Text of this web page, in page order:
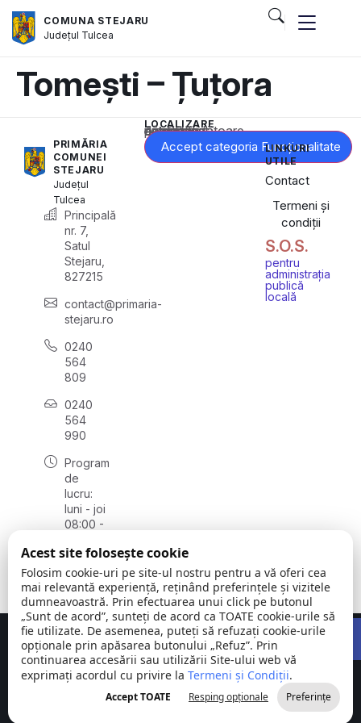
COMUNA STEJARU
Județul Tulcea
Tomești – Țuțora
PRIMĂRIA
COMUNEI
STEJARU
Județul
Tulcea
Principală
nr. 7,
Satul
Stejaru,
827215
contact@primaria-
stejaru.ro
0240
564
809
0240
564
990
Program
de
lucru:
luni - joi
08:00 -
vineri
08:00 -
14:00
LOCALIZARE
Acest conținut este blocat până când acceptați categoria corespunzătoare de cookie-uri.
Accept categoria Funcționalitate
LINKURI
UTILE
Contact
Termeni și
condiții
S.O.S.
pentru
administrația
publică
locală
Comuna
Stejaru |
județul Tulcea
©
2026
Toate
drepturile
rezervate
Concept realizat deBig Media Relații Publice SRL
Acest site folosește cookie
Folosim cookie-uri pe site-ul nostru pentru a vă oferi cea
mai relevantă experiență, reținând preferințele și vizitele
dumneavoastră. Prin efectuarea unui click pe butonul
„Sunt de acord”, sunteți de acord ca TOATE cookie-urile să
fie utilizate. De asemenea, puteți să refuzați cookie-urile
opționale prin apăsarea butonului „Refuz”. Prin
continuarea accesării sau utilizării Site-ului web vă
exprimați acordul cu privire la Termeni și Condiții.
Accept TOATE Resping opționale Preferințe